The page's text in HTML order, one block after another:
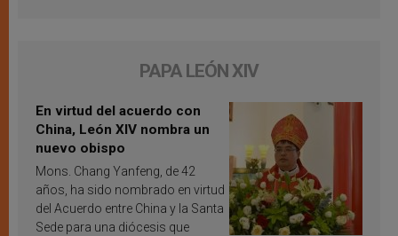
PAPA LEÓN XIV
En virtud del acuerdo con
China, León XIV nombra un
nuevo obispo
Mons. Chang Yanfeng, de 42
años, ha sido nombrado en virtud
del Acuerdo entre China y la Santa
Sede para una diócesis que